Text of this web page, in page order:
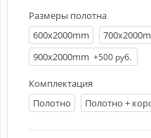
Размеры полотна
600х2000mm
900х2000mm +500 руб.
Комплектация
Полотно
Полотно +